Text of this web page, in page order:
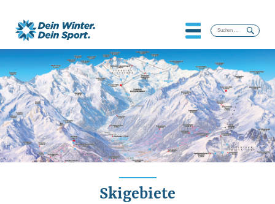
Suchen
nach:
Skigebiete